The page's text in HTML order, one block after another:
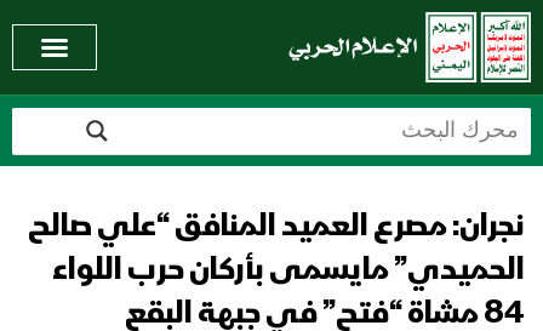
نجران: مصرع العميد المنافق “علي صالح
الحميدي” مايسمى بأركان حرب اللواء
84 مشاة “فتح” في جبهة البقع